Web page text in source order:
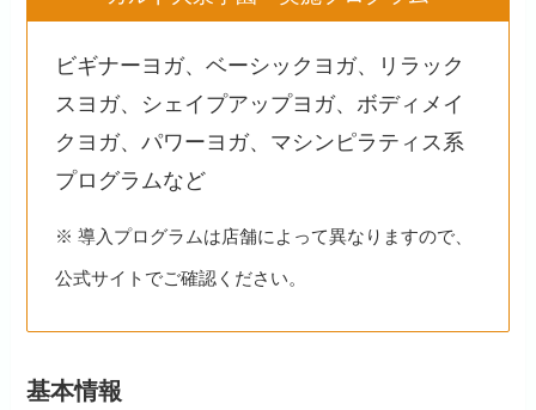
ビギナーヨガ、ベーシックヨガ、リラック
スヨガ、シェイプアップヨガ、ボディメイ
クヨガ、パワーヨガ、マシンピラティス系
プログラムなど
※ 導入プログラムは店舗によって異なりますので、
公式サイトでご確認ください。
基本情報